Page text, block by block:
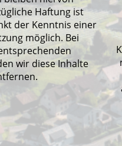
Haftung ist
der Kenntnis einer
möglich. Bei
wir diese Inhalte